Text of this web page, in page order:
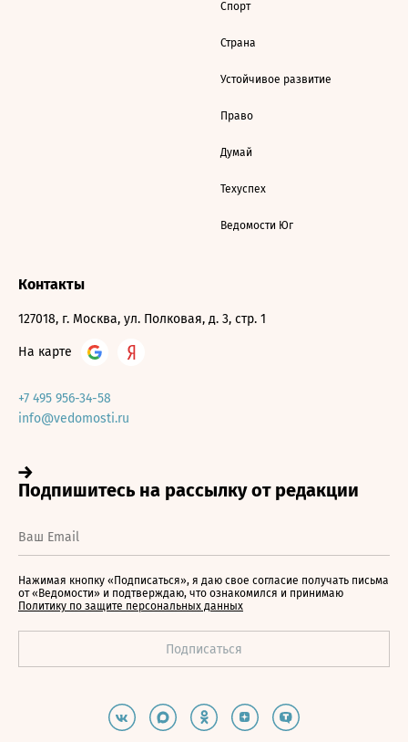
Спорт
Страна
Устойчивое развитие
Право
Думай
Техуспех
Ведомости Юг
Контакты
127018, г. Москва, ул. Полковая, д. 3, стр. 1
На карте
+7 495 956-34-58
info@vedomosti.ru
Нажимая кнопку «Подписаться», я даю свое согласие получать письма
от «Ведомости» и подтверждаю, что ознакомился и принимаю
Политику по защите персональных данных